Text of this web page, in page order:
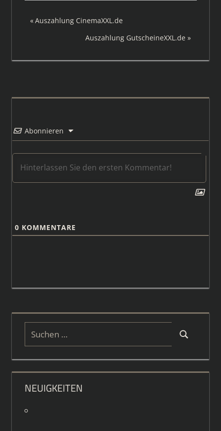
Beitragsnavigation
Vorheriger
Auszahlung CinemaXXL.de
Nächster
Auszahlung GutscheineXXL.de
Abonnieren
0 KOMMENTARE
Suchen
nach:
Suchen
NEUIGKEITEN